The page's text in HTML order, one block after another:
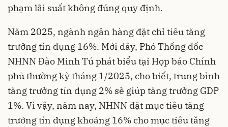
phạm lãi suất không đúng quy định.
Năm 2025, ngành ngân hàng đặt chỉ tiêu tăng
trưởng tín dụng 16%. Mới đây, Phó Thống đốc
NHNN Đào Minh Tú phát biểu tại Họp báo Chính
phủ thường kỳ tháng 1/2025, cho biết, trung bình
tăng trưởng tín dụng 2% sẽ giúp tăng trưởng GDP
1%. Vì vậy, năm nay, NHNN đặt mục tiêu tăng
trưởng tín dụng khoảng 16% cho mục tiêu tăng